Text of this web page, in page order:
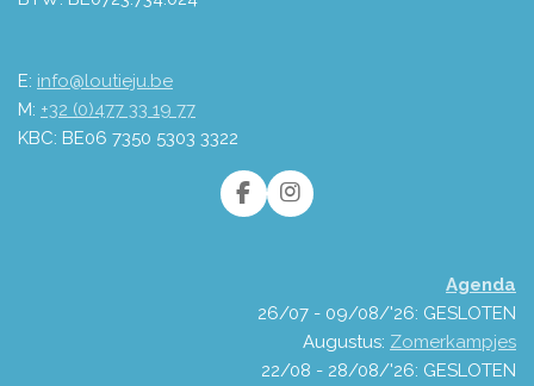
E: info@loutieju.be
M: +32 (0)477 33 19 77
KBC: BE06 7350 5303 3322
F
a
I
n
g
m
Agenda
26/07 - 09/08/'26: GESLOTEN
Augustus: Zomerkampjes
22/08 - 28/08/'26: GESLOTEN